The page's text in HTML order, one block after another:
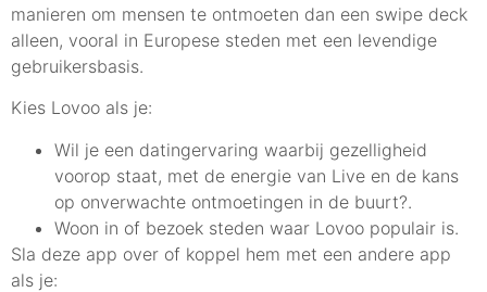
manieren om mensen te ontmoeten dan een swipe deck
alleen, vooral in Europese steden met een levendige
gebruikersbasis.
Kies Lovoo als je:
Wil je een datingervaring waarbij gezelligheid
voorop staat, met de energie van Live en de kans
op onverwachte ontmoetingen in de buurt?.
Woon in of bezoek steden waar Lovoo populair is.
Sla deze app over of koppel hem met een andere app
als je: